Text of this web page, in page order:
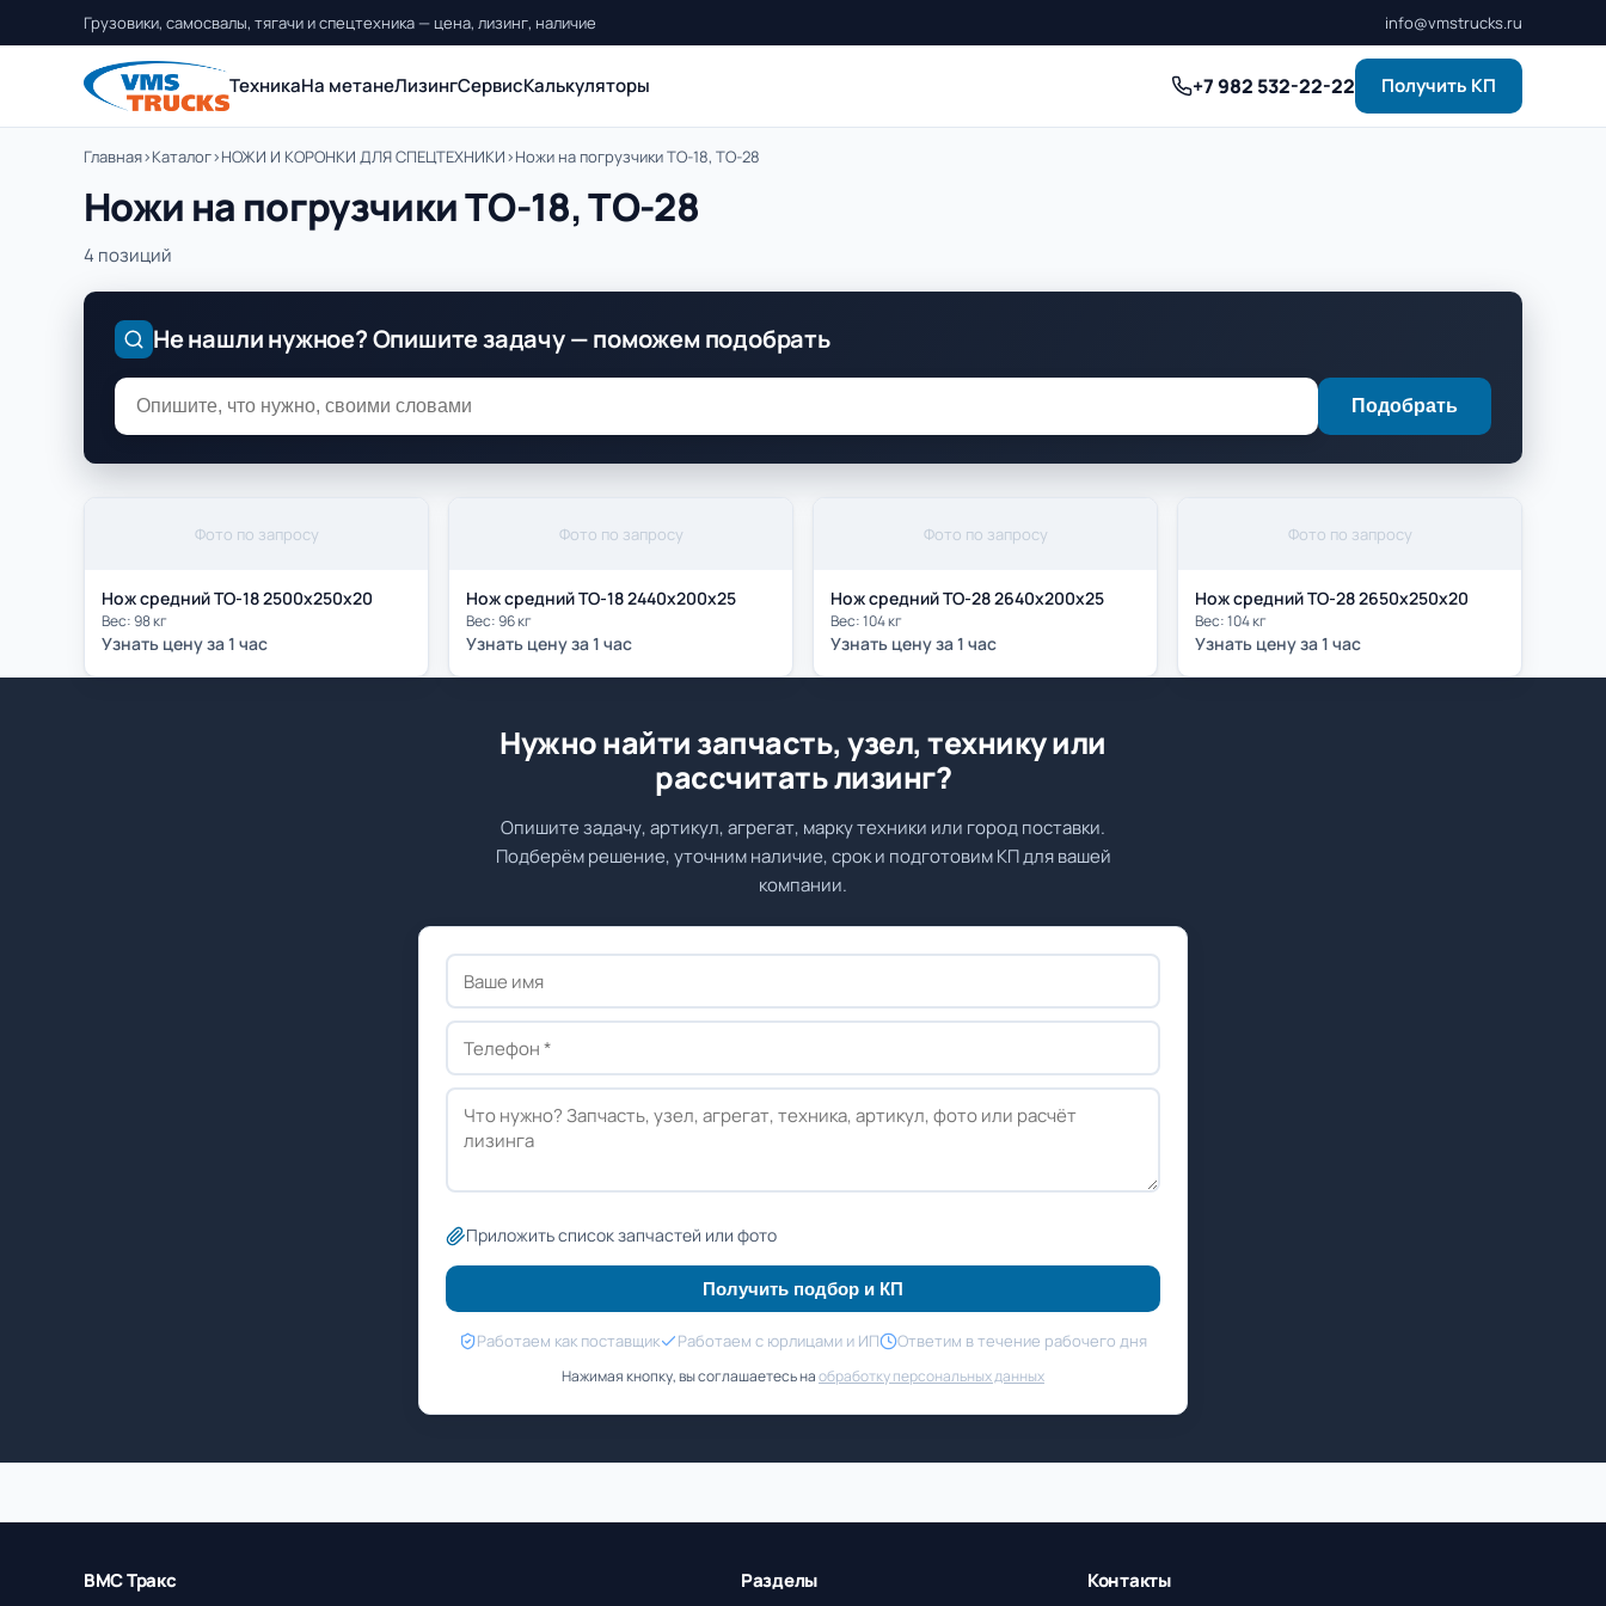
Грузовики, самосвалы, тягачи и спецтехника — цена, лизинг, наличие info@vmstrucks.ru
ТехникаНа метанеЛизингСервисКалькуляторы +7 982 532-22-22 Получить КП
Главная›Каталог›НОЖИ И КОРОНКИ ДЛЯ СПЕЦТЕХНИКИ›Ножи на погрузчики ТО-18, ТО-28
Ножи на погрузчики ТО-18, ТО-28
4 позиций
Не нашли нужное? Опишите задачу — поможем подобрать
Подобрать
Фото по запросу
Нож средний ТО-18 2500х250х20
Вес: 98 кг
Узнать цену за 1 час
Фото по запросу
Нож средний ТО-18 2440х200х25
Вес: 96 кг
Узнать цену за 1 час
Фото по запросу
Нож средний ТО-28 2640х200х25
Вес: 104 кг
Узнать цену за 1 час
Фото по запросу
Нож средний ТО-28 2650х250х20
Вес: 104 кг
Узнать цену за 1 час
Нужно найти запчасть, узел, технику или
рассчитать лизинг?
Опишите задачу, артикул, агрегат, марку техники или город поставки.
Подберём решение, уточним наличие, срок и подготовим КП для вашей
компании.
Приложить список запчастей или фото
Получить подбор и КП
Работаем как поставщик Работаем с юрлицами и ИП Ответим в течение рабочего дня
Нажимая кнопку, вы соглашаетесь наобработку персональных данных
ВМС Тракс Разделы Контакты